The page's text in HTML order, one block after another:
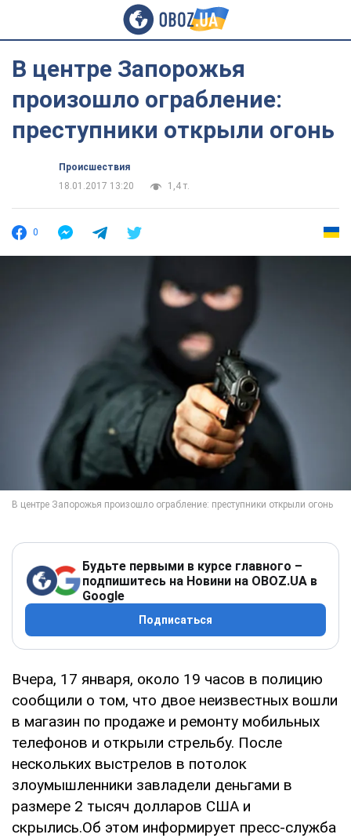
В центре Запорожья
произошло ограбление:
преступники открыли огонь
Происшествия
18.01.2017 13:20
1,4 т.
0
Будьте первыми в курсе главного –
подпишитесь на Новини на OBOZ.UA в
Google
Подписаться
Вчера, 17 января, около 19 часов в полицию
сообщили о том, что двое неизвестных вошли
в магазин по продаже и ремонту мобильных
телефонов и открыли стрельбу. После
нескольких выстрелов в потолок
злоумышленники завладели деньгами в
размере 2 тысяч долларов США и
скрылись.Об этом информирует пресс-служба